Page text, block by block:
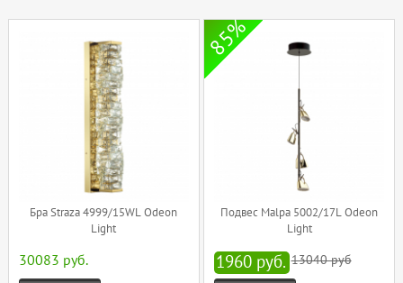
Бра Straza 4999/15WL Odeon
Light
30083 руб.
Подвес Malpa 5002/17L Odeon
Light
85%
1960 руб. 13040 руб